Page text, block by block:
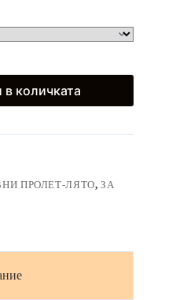
количката
ПРОЛЕТ-ЛЯТО,ЗА